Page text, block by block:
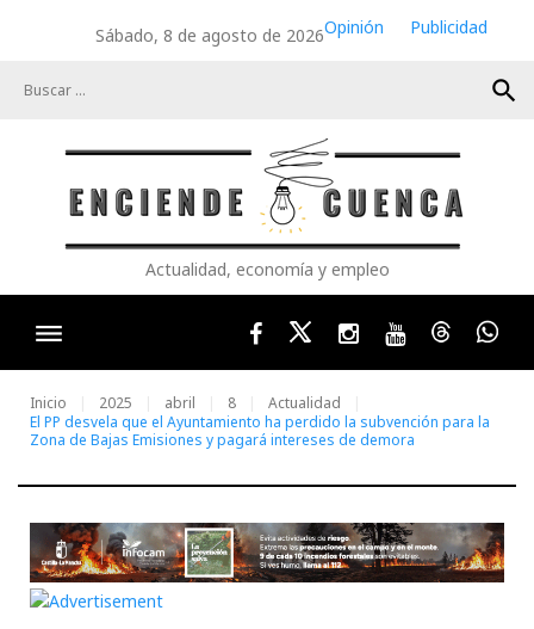
Sábado, 8 de agosto de 2026Opinión
Publicidad
search
Actualidad, economía y empleo
FacebookTwitterInstagram
YoutubeThreads
Inicio 2025 abril 8
Actualidad
El PP desvela que el Ayuntamiento ha perdido la subvención para la
Zona de Bajas Emisiones y pagará intereses de demora